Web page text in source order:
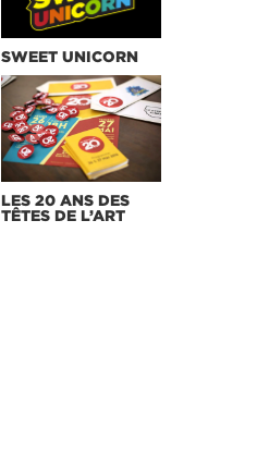
SWEET UNICORN
LES 20 ANS DES
TÊTES DE L’ART